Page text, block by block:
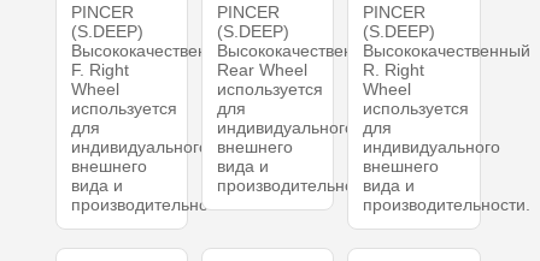
PINCER
(S.DEEP)
Высококачественный
F. Right
Wheel
используется
для
индивидуального
внешнего
вида и
производительности.
PINCER
(S.DEEP)
Высококачественный
Rear Wheel
используется
для
индивидуального
внешнего
вида и
производительности.
PINCER
(S.DEEP)
Высококачественный
R. Right
Wheel
используется
для
индивидуального
внешнего
вида и
производительности.